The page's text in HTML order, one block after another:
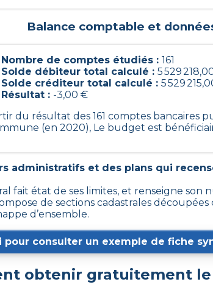
Balance comptable et
Nombre de comptes étudiés : 161
Solde débiteur total calculé : 5 529
Solde créditeur total calculé : 5 529
Résultat : -3,00 €
du résultat des 161 comptes bancaires
(en 2020), Le budget est
administratifs et des plans qui
fait état de ses limites, et renseigne son
de sections cadastrales
d’ensemble.
pour consulter un exemple de fiche
obtenir gratuitement